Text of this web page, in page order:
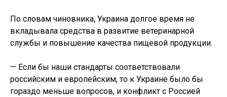
По словам чиновника, Украина долгое время не
вкладывала средства в развитие ветеринарной
службы и повышение качества пищевой продукции.
— Если бы наши стандарты соответствовали
российским и европейским, то к Украине было бы
гораздо меньше вопросов, и конфликт с Россией